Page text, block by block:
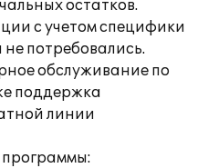
остатков.
с учетом специфики
потребовались.
обслуживание по
поддержка
линии